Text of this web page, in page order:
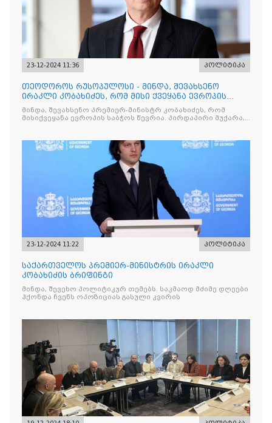
23-12-2024 11:36 პოლიტიკა
თეოდოროს რუსოპულოსი - მინდა, შევახსენო
ირაკლი კობახიძეს, რომ მისი ქვეყანა ევროპის
საბჭოს წევრია
მინდა, შევახსენო პრემიერ-მინისტრ კობახიძეს, რომ
მისიქვეყანა ევროპის საბჭოს წევრია. პირდაპირი მუქარა,
23-12-2024 11:22 პოლიტიკა
საქართველოს პრემიერ-მინისტრის ირაკლი
კობახიძის ბრიფინგი
მინდა, შევეხო პოლიტიკურ თემებს. საკმაოდ მძიმე დღეები
ჰქონდა ჩვენს ოპოზიციას გასული კვირის